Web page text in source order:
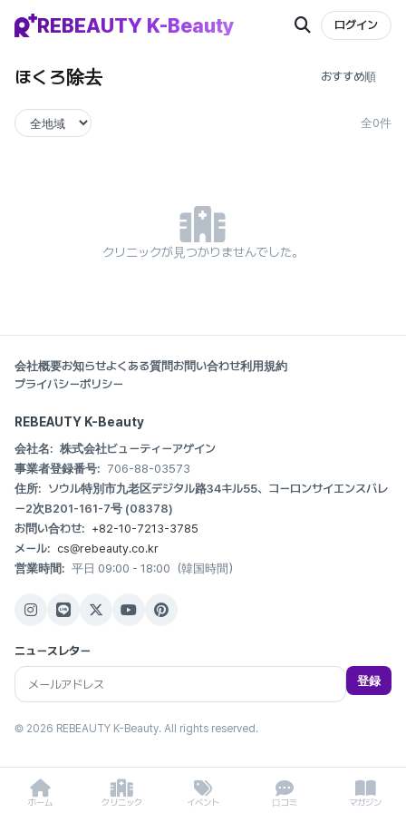
REBEAUTY K-Beauty ログイン
ほくろ除去
全0件
クリニックが見つかりませんでした。
会社概要お知らせよくある質問お問い合わせ利用規約
プライバシーポリシー
REBEAUTY K-Beauty
会社名: 株式会社ビューティーアゲイン
事業者登録番号: 706-88-03573
住所: ソウル特別市九老区デジタル路34キル55、コーロンサイエンスバレ
ー2次B201-161-7号 (08378)
お問い合わせ: +82-10-7213-3785
メール: cs@rebeauty.co.kr
営業時間: 平日 09:00 - 18:00（韓国時間）
ニュースレター
登録
© 2026 REBEAUTY K-Beauty. All rights reserved.
ホーム クリニック イベント 口コミ マガジン